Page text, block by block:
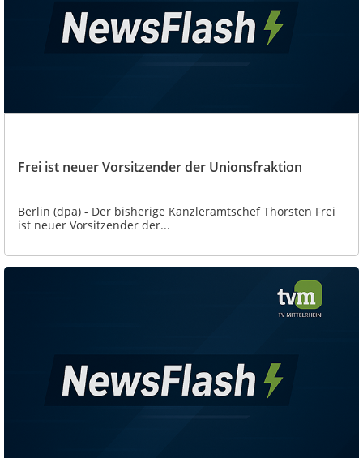
Frei ist neuer Vorsitzender der Unionsfraktion
Berlin (dpa) - Der bisherige Kanzleramtschef Thorsten Frei
ist neuer Vorsitzender der...